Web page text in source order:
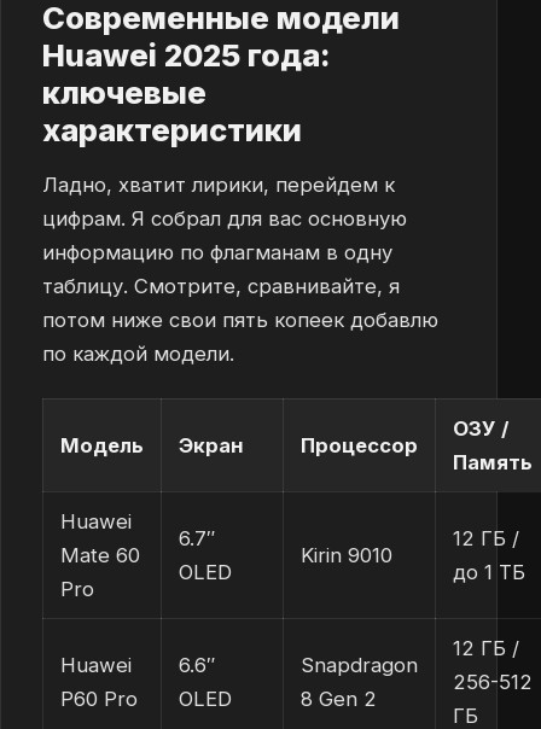
Современные модели
Huawei 2025 года:
ключевые
характеристики
Ладно, хватит лирики, перейдем к
цифрам. Я собрал для вас основную
информацию по флагманам в одну
таблицу. Смотрите, сравнивайте, я
потом ниже свои пять копеек добавлю
по каждой модели.
Модель Экран Процессор
ОЗУ /
Память
Huawei
Mate 60
Pro
6.7″
OLED
Kirin 9010
12 ГБ /
до 1 ТБ
Huawei
P60 Pro
6.6″
OLED
Snapdragon
8 Gen 2
12 ГБ /
256-512
ГБ